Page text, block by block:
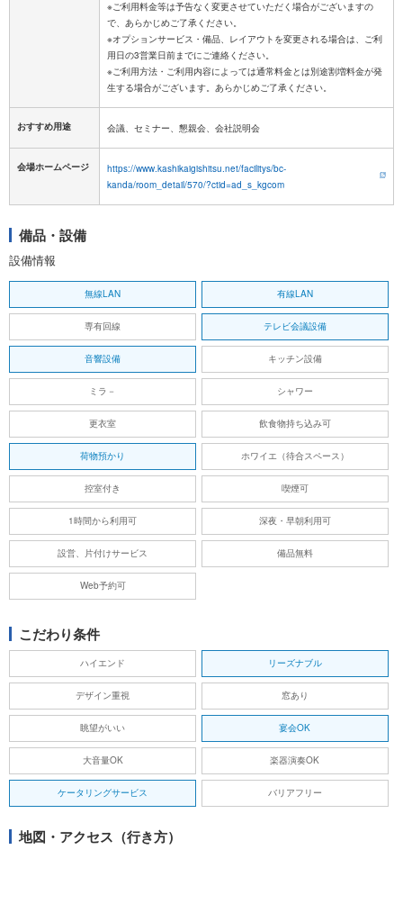
※ご利用料金等は予告なく変更させていただく場合がございますの
で、あらかじめご了承ください。
※オプションサービス・備品、レイアウトを変更される場合は、ご利
用日の3営業日前までにご連絡ください。
※ご利用方法・ご利用内容によっては通常料金とは別途割増料金が発
おすすめ用途 会議、セミナー、懇親会、会社説明会
会場ホームページ
https://www.kashikaigishitsu.net/facilitys/bc-
kanda/room_detail/570/?ctid=ad_s_kgcom
備品・設備
設備情報
無線LAN 有線LAN
専有回線 テレビ会議設備
音響設備 キッチン設備
ミラ－ シャワー
更衣室 飲食物持ち込み可
荷物預かり ホワイエ（待合スペース）
控室付き 喫煙可
1時間から利用可 深夜・早朝利用可
設営、片付けサービス 備品無料
Web予約可
こだわり条件
ハイエンド リーズナブル
デザイン重視 窓あり
眺望がいい 宴会OK
大音量OK 楽器演奏OK
ケータリングサービス バリアフリー
地図・アクセス（行き方）